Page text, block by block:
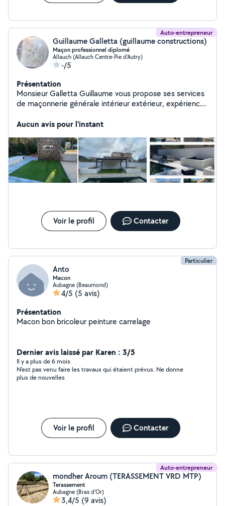
Auto-entrepreneur
Guillaume Galletta (guillaume constructions)
Maçon professionnel diplomé
Allauch (Allauch Centre-Pie d'Autry)
-/5
Présentation
Monsieur Galletta Guillaume vous propose ses services
de maçonnerie générale intérieur extérieur, expérience
création et rénovation sur devis.
Aucun avis pour l'instant
Voir le profil Contacter
Particulier
Anto
Macon
Aubagne (Beaumond)
4/5 (5 avis)
Présentation
Macon bon bricoleur peinture carrelage
Dernier avis laissé par Karen : 3/5
Il y a plus de 6 mois
N'est pas venu faire les travaux qui étaient prévus. Ne donne
plus de nouvelles
Voir le profil Contacter
Auto-entrepreneur
mondher Aroum (TERASSEMENT VRD MTP)
Terassement
Aubagne (Bras d'Or)
3,4/5 (9 avis)